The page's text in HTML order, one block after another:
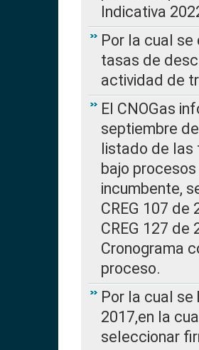
Indicativa
Por la cual
tasas de
actividad de
El CNOGas
septiembre
listado de las
bajo
incumbente,
CREG 107
CREG 127 de
Cronograma
proceso.
Por la cual se
2017,en la
seleccionar